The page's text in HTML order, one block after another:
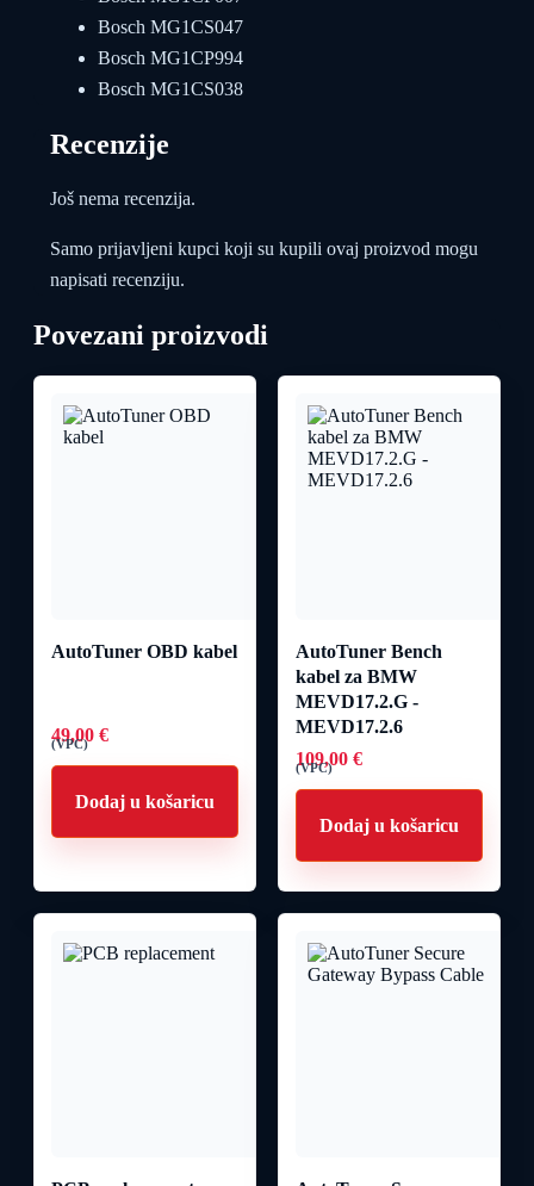
Bosch MG1CS047
Bosch MG1CP994
Bosch MG1CS038
Recenzije
Još nema recenzija.
Samo prijavljeni kupci koji su kupili ovaj proizvod mogu
napisati recenziju.
Povezani proizvodi
AutoTuner OBD kabel
49,00 €
(VPC)
Dodaj u košaricu
AutoTuner Bench
kabel za BMW
MEVD17.2.G -
MEVD17.2.6
109,00 €
(VPC)
Dodaj u košaricu